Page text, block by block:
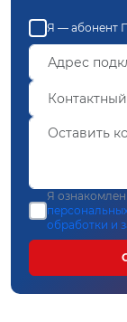
Я — абонент
Я
обработки и